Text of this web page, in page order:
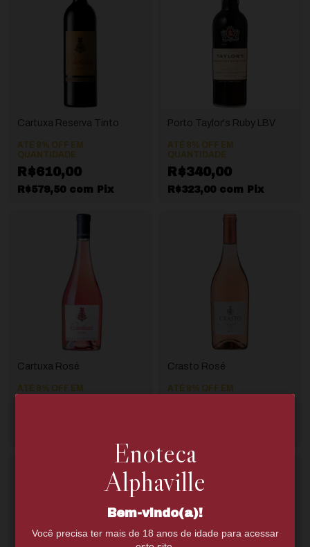
Cartuxa Reserva Tinto
ATÉ 8% OFF EM
QUANTIDADE
R$610,00
R$579,50 com Pix
Porto Taylor's Ruby LBV
ATÉ 8% OFF EM
QUANTIDADE
R$340,00
R$323,00 com Pix
Cartuxa Rosé
ATÉ 8% OFF EM
Crasto Rosé
ATÉ 8% OFF EM
Enoteca
Alphaville
Bem-vindo(a)!
Você precisa ter mais de 18 anos de idade para acessar